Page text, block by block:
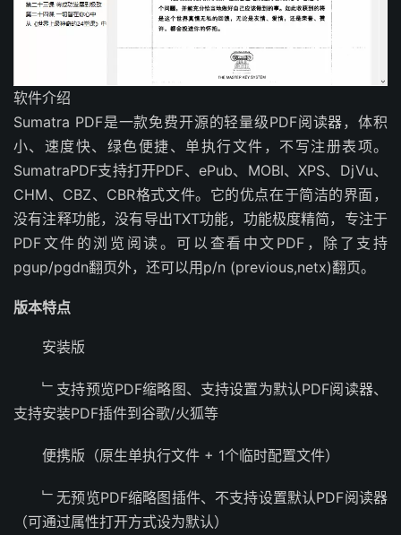
软件介绍
Sumatra PDF是一款免费开源的轻量级PDF阅读器，体积
小、速度快、绿色便捷、单执行文件，不写注册表项。
SumatraPDF支持打开PDF、ePub、MOBI、XPS、DjVu、
CHM、CBZ、CBR格式文件。它的优点在于简洁的界面，
没有注释功能，没有导出TXT功能，功能极度精简，专注于
PDF文件的浏览阅读。可以查看中文PDF，除了支持
pgup/pgdn翻页外，还可以用p/n (previous,netx)翻页。
版本特点
安装版
﹂支持预览PDF缩略图、支持设置为默认PDF阅读器、
支持安装PDF插件到谷歌/火狐等
便携版（原生单执行文件 + 1个临时配置文件）
﹂无预览PDF缩略图插件、不支持设置默认PDF阅读器
（可通过属性打开方式设为默认）